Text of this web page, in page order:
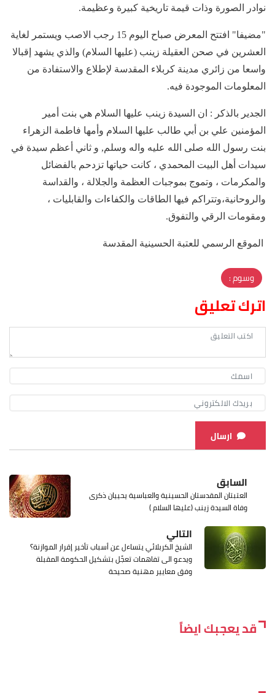
نوادر الصورة وذات قيمة تاريخية كبيرة وعظيمة.
"مضيفا" افتتح المعرض صباح اليوم 15 رجب الاصب ويستمر لغاية
العشرين في صحن العقيلة زينب (عليها السلام) والذي يشهد إقبالا
واسعا من زائري مدينة كربلاء المقدسة لإطلاع والاستفادة من
المعلومات الموجودة فيه.
الجدير بالذكر : ان السيدة زينب عليها السلام هي بنت أمير
المؤمنين علي بن أبي طالب عليها السلام وأمها فاطمة الزهراء
بنت رسول الله صلى الله عليه واله وسلم, و ثاني أعظم سيدة في
سيدات أهل البيت المحمدي ، كانت حياتها تزدحم بالفضائل
والمكرمات ، وتموج بموجبات العظمة والجلالة ، والقداسة
والروحانية،وتتراكم فيها الطاقات والكفاءات والقابليات ،
ومقومات الرقي والتفوق.
الموقع الرسمي للعتبة الحسينية المقدسة
وسوم :
اترك تعليق
ارسال
السابق
العتبتان المقدستان الحسينية والعباسية يحييان ذكرى
وفاة السيدة زينب (عليها السلام )
التالي
الشيخ الكربلائي يتساءل عن أسباب تأخير إقرار الموازنة؟
ويدعو الى تفاهمات تعجِّل بتشكيل الحكومة المقبلة
وفق معايير مهنية صحيحة
قد يعجبك ايضاً